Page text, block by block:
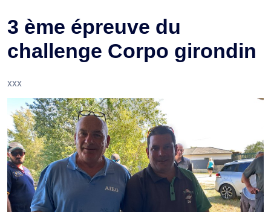
3 ème épreuve du
challenge Corpo girondin
xxx